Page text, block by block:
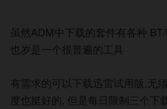
虽然ADM中下载的套件有各种
也岁是一个很普遍的工具
有需求的可以下载迅雷试用版 无
度也挺好的
但是每日限制三个下